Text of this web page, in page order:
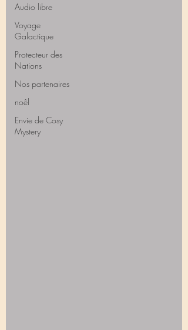
Audio libre
Voyage
Galactique
Protecteur des
Nations
Nos partenaires
noêl
Envie de Cosy
Mystery